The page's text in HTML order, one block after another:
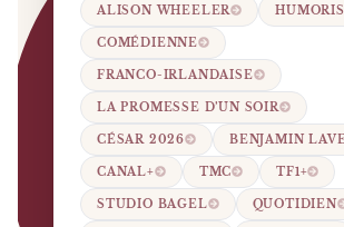
ALISON WHEELER
COMÉDIENNE
FRANCO-IRLANDAISE
LA PROMESSE D’UN SOIR
CÉSAR 2026 BENJAMIN
CANAL+ TMC TF1+
STUDIO BAGEL QUOTIDIEN